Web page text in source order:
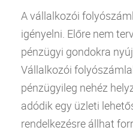
A vállalkozói
igényelni. Előre nem
pénzügyi gondokra
Vállalkozói
pénzügyileg nehéz
adódik egy üzleti
rendelkezésre állhat